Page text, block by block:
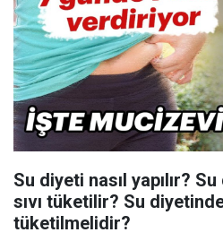
Su diyeti nasıl yapılır?
sıvı tüketilir? Su
tüketilmelidir?